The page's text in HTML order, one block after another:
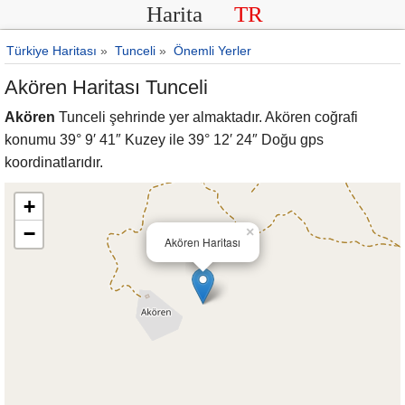
Harita TR
Türkiye Haritası » Tunceli » Önemli Yerler
Akören Haritası Tunceli
Akören Tunceli şehrinde yer almaktadır. Akören coğrafi
konumu 39° 9′ 41″ Kuzey ile 39° 12′ 24″ Doğu gps
koordinatlarıdır.
Akören Haritası
×
+
−